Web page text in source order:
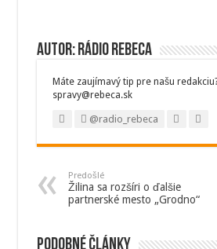
Autor: Rádio Rebeca
Máte zaujímavý tip pre našu
spravy@rebeca.sk
@radio_rebeca
Predošlé
Žilina sa rozšíri o ďalšie
partnerské mesto „Grodno“